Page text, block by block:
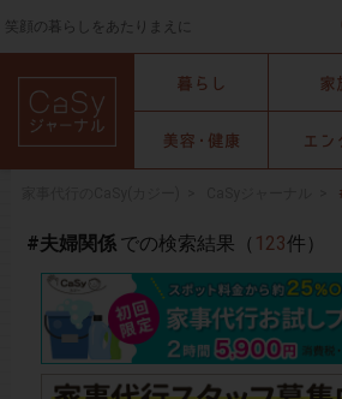
笑顔の暮らしをあたりまえに
#夫婦関係 での検索結果（ 123件）